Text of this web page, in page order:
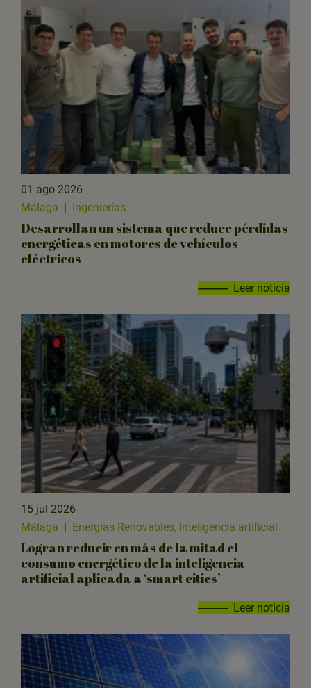
01 ago 2026
Málaga | Ingenierías
Desarrollan un sistema que reduce pérdidas
energéticas en motores de vehículos
eléctricos
Leer noticia
15 jul 2026
Málaga
Energías Renovables, Inteligencia artificial
Logran reducir en más de la mitad el
consumo energético de la inteligencia
artificial aplicada a ‘smart cities’
Leer noticia